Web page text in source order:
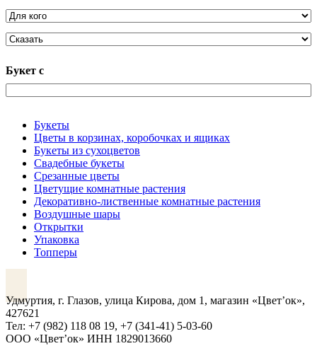
Букет с
Букеты
Цветы в корзинах, коробочках и ящиках
Букеты из сухоцветов
Свадебные букеты
Срезанные цветы
Цветущие комнатные растения
Декоративно-лиственные комнатные растения
Воздушные шары
Открытки
Упаковка
Топперы
Удмуртия, г. Глазов, улица Кирова, дом 1, магазин «Цвет’ок»,
427621
Тел: +7 (982) 118 08 19, +7 (341-41) 5-03-60
ООО «Цвет’ок» ИНН 1829013660